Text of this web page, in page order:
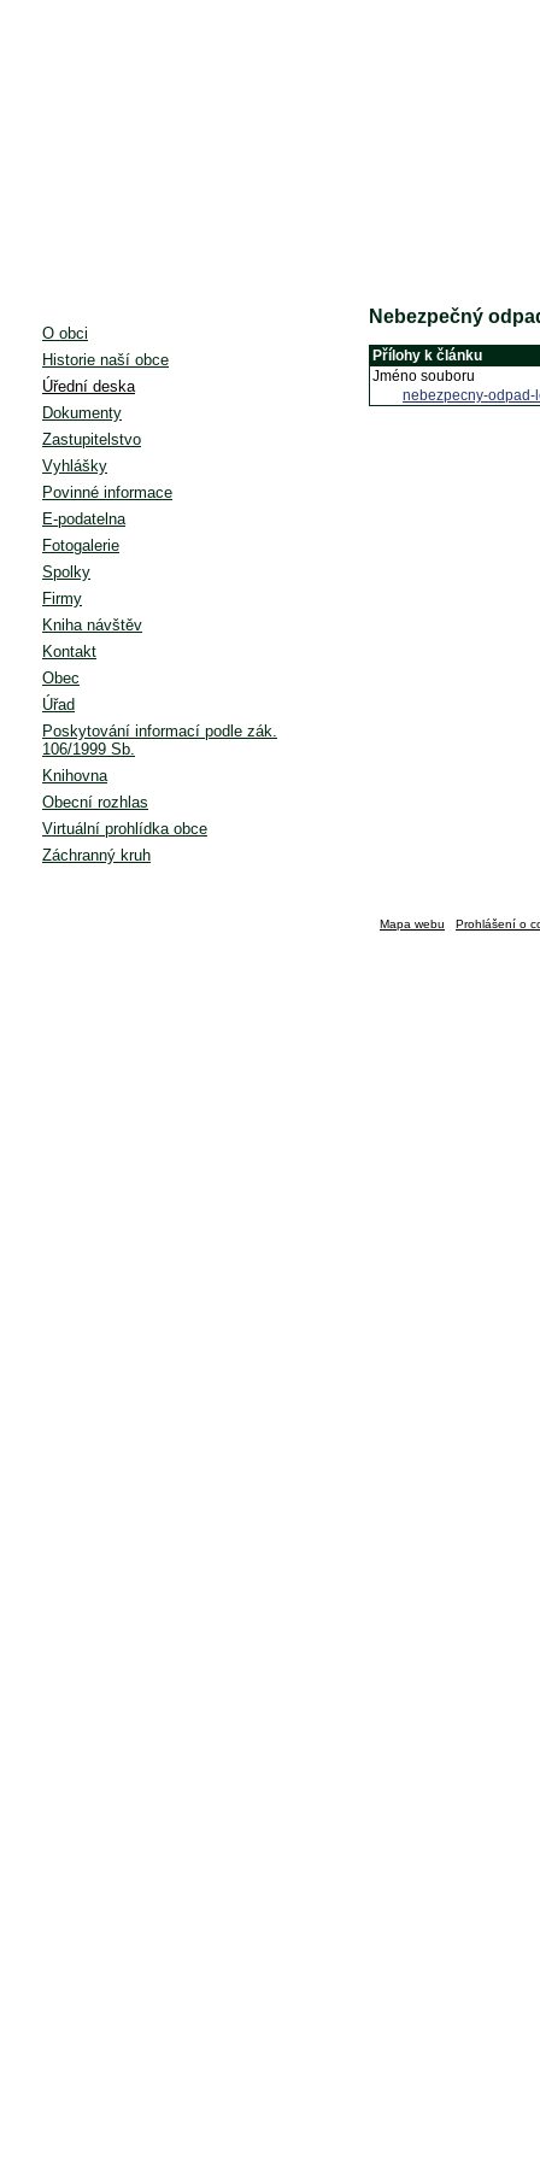
O obci
Historie naší obce
Úřední deska
Dokumenty
Zastupitelstvo
Vyhlášky
Povinné informace
E-podatelna
Fotogalerie
Spolky
Firmy
Kniha návštěv
Kontakt
Obec
Úřad
Poskytování informací podle zák.
106/1999 Sb.
Knihovna
Obecní rozhlas
Virtuální prohlídka obce
Záchranný kruh
Nebezpečný
Přílohy k článku
Jméno souboru
nebezpecny-odpad-
Mapa webu Prohlášení o